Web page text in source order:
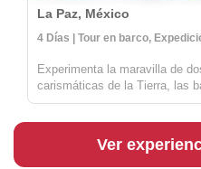
La Paz, México
4 Días | Tour en barco,
Experimenta la maravilla de
carismáticas de la Tierra, las
marinas en peligro de
Ver